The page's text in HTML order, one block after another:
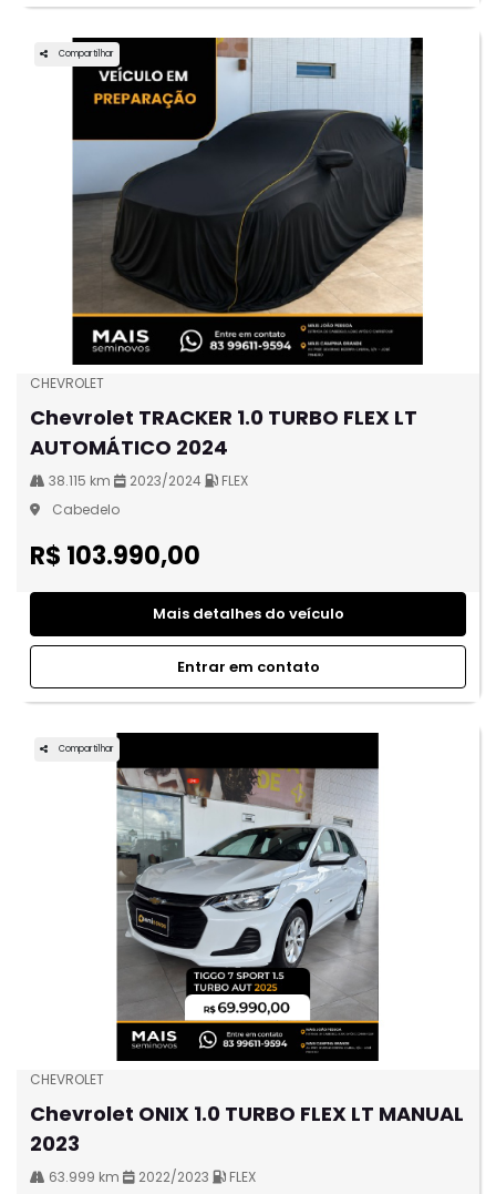
Compartilhar
CHEVROLET
Chevrolet TRACKER 1.0 TURBO FLEX LT
AUTOMÁTICO 2024
38.115 km 2023/2024
FLEX
Cabedelo
R$ 103.990,00
Mais detalhes do veículo
Entrar em contato
Compartilhar
CHEVROLET
Chevrolet ONIX 1.0 TURBO FLEX LT MANUAL
2023
63.999 km 2022/2023
FLEX